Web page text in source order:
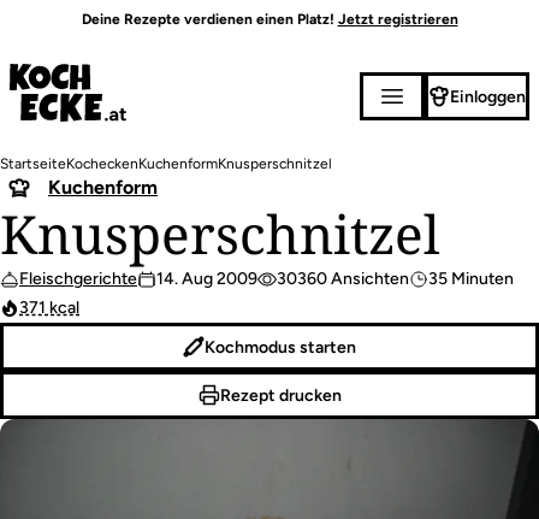
Inhalt
Deine Rezepte verdienen einen Platz! Jetzt registrieren
Einloggen
Pfadnavigation
StartseiteKocheckenKuchenformKnusperschnitzel
Knusperschnitzel
Fleischgerichte 14. Aug 2009 30360 Ansichten
35 Minuten
371 kcal
Kuchenform
Kochmodus starten
Rezept drucken